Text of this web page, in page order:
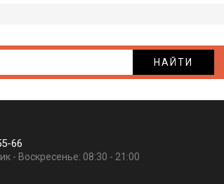
НАЙТИ
66
- Воскресенье: 08:30 - 21:00